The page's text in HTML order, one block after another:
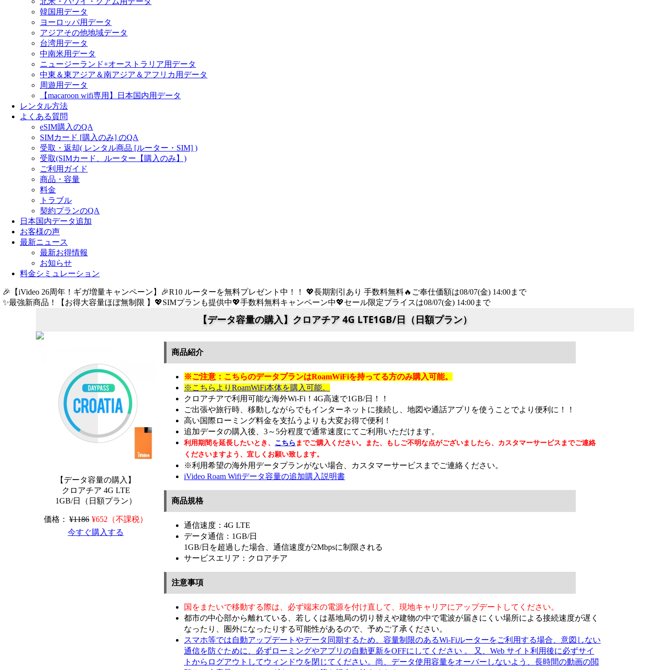
韓国用データ
ヨーロッパ用データ
アジアその他地域データ
台湾用データ
中南米用データ
ニュージーランド+オーストラリア用データ
中東＆東アジア＆南アジア＆アフリカ用データ
周遊用データ
【macaroon wifi専用】日本国内用データ
レンタル方法
よくある質問
eSIM購入のQA
SIMカード [購入のみ] のQA
受取・返却( レンタル商品 [ルーター・SIM] )
受取(SIMカード、ルーター【購入のみ】)
ご利用ガイド
商品・容量
料金
トラブル
契約プランのQA
日本国内データ追加
お客様の声
最新ニュース
最新お得情報
お知らせ
料金シミュレーション
🎉【iVideo 26周年！ギガ増量キャンペーン】🎉R10 ルーターを無料プレゼント中！！ 💖長期割引あり 手数料無料🔥ご奉仕価額は08/07(金) 14:00まで
✨️最強新商品！【お得大容量ほぼ無制限 】💖SIMプランも提供中💖手数料無料キャンペーン中💖セール限定プライスは08/07(金) 14:00まで
【データ容量の購入】クロアチア 4G LTE1GB/日（日額プラン）
【データ容量の購入】
クロアチア 4G LTE
1GB/日（日額プラン）
価格： ¥1186 ¥652（不課税）
今すぐ購入する
商品紹介
※ご注意：こちらのデータプランはRoamWiFiを持ってる方のみ購入可能。
※こちらよりRoamWiFi本体を購入可能。
クロアチアで利用可能な海外Wi-Fi！4G高速で1GB/日
！！
ご出張や旅行時、移動しながらでもインターネットに接続し、地図や通話アプリを使うことでより便利に！！
高い国際ローミング料金を支払うよりも大変お得で便利！
追加データの購入後、3～5分程度で通常速度にてご利用いただけます。
利用期間を延長したいとき、 こちら までご購入ください。また、もしご不明な点がございましたら、カスタマーサービスまでご連絡
くださいますよう、宜しくお願い致します。
※利用希望の海外用データプランがない場合、カスタマー​サービスまでご連絡ください。
iVideo Roam Wifiデータ容量の追加購入説明書
商品規格
通信速度：4G LTE
データ通信：1GB/日
1GB/日を超過した場合、通信速度が2Mbpsに制限される
サービスエリア： クロアチア
注意事項
国をまたいで移動する際は、必ず端末の電源を付け直して、現地キャリアにアップデートしてください。
都市の中心部から離れている、若しくは基地局の切り替えや建物の中で電波が届きにくい場所による接続速度が遅く
なったり、圏外になったりする可能性があるので、予めご了承ください。
スマホ等では自動アップデートやデータ同期するため、容量制限のあるWi-Fiルーターをご利用する場合、意図しない
通信を防ぐために、必ずローミングやアプリの自動更新をOFFにしてください 。 又、Web サイト利用後に必ずサイ
トからログアウトしてウィンドウを閉じてください。尚、データ使用容量をオーバーしないよう、長時間の動画の閲